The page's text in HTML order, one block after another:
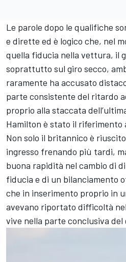
Le parole dopo le qualifiche
e dirette ed è logico che, nel
quella fiducia nella vettura, il
soprattutto sul giro secco,
raramente ha accusato
parte consistente del ritardo
proprio alla staccata
Hamilton è stato il riferimento
Non solo il britannico è
ingresso frenando più tardi,
buona rapidità nel cambio di
fiducia e di un bilanciamento
che in inserimento proprio in
avevano riportato difficoltà
vive nella parte conclusiva del